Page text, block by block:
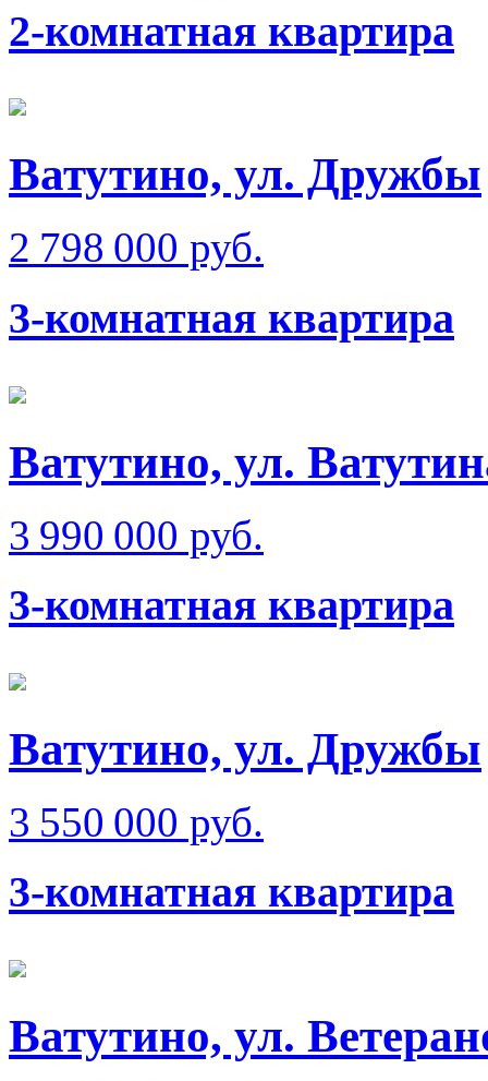
2-комнатная квартира
Ватутино, ул. Дружбы
2 798 000 руб.
3-комнатная квартира
Ватутино, ул.
3 990 000 руб.
3-комнатная квартира
Ватутино, ул. Дружбы
3 550 000 руб.
3-комнатная квартира
Ватутино, ул.